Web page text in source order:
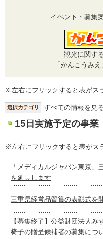
イベント・募集
観光に関す
「かんこうみ
※左右にフリックすると表がス
選択カテゴリ すべての情報を見る
15日実施予定の事業
※左右にフリックすると表がス
「メディカルジャパン東京
を延長します
三重県経営品質賞の表彰式を
【募集終了】公益財団法人
椅子の贈呈候補者の募集につ